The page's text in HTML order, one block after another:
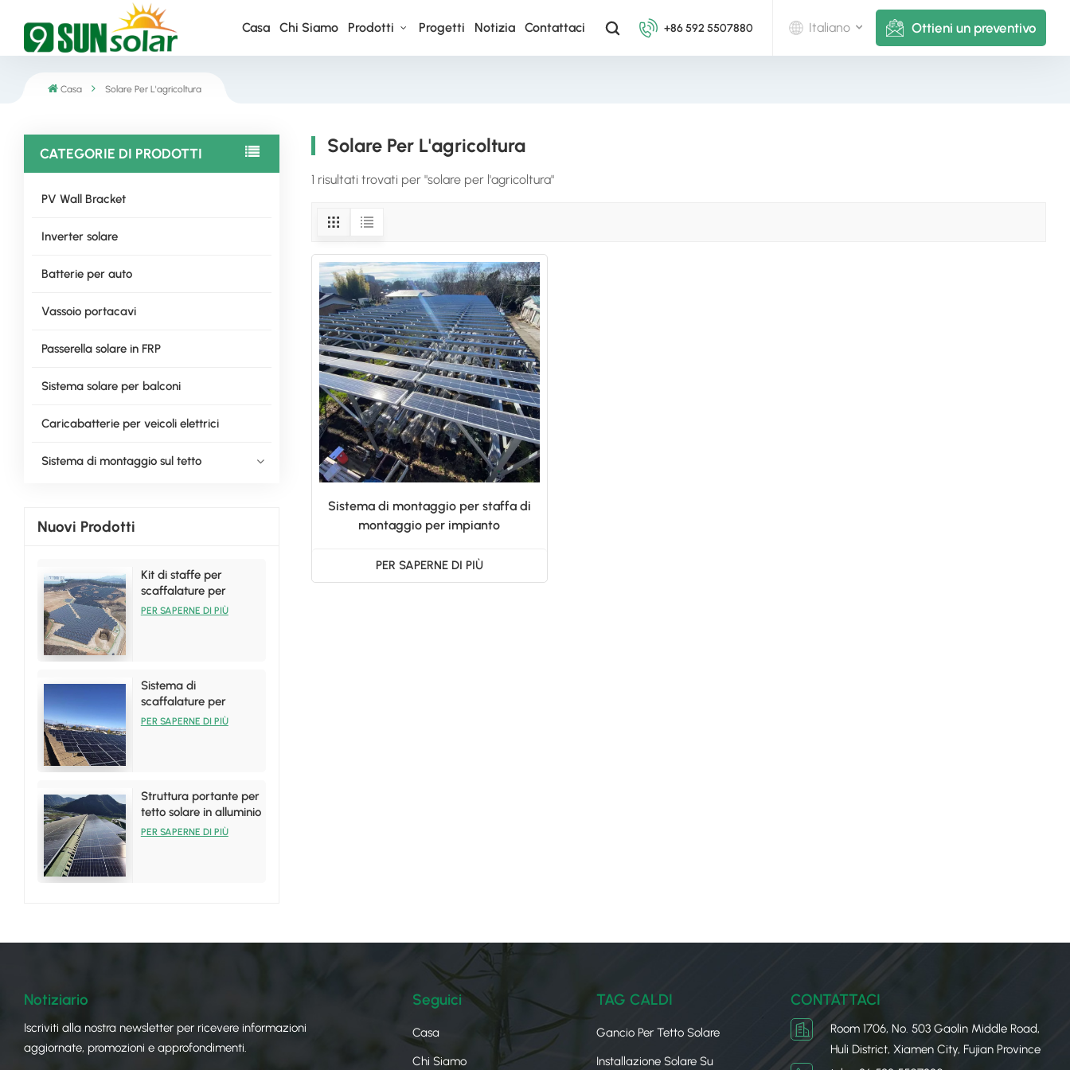
Casa Chi Siamo Prodotti Progetti Notizia Contattaci +86 592 5507880 Italiano Ottieni un preventivo
Casa Solare Per L'agricoltura
CATEGORIE DI PRODOTTI
PV Wall Bracket
Inverter solare
Batterie per auto
Vassoio portacavi
Passerella solare in FRP
Sistema solare per balconi
Caricabatterie per veicoli elettrici
Sistema di montaggio sul tetto
Nuovi Prodotti
Kit di staffe per
scaffalature per
installazione solare a
PER SAPERNE DI PIÙ
Sistema di
scaffalature per
pannelli solari in
PER SAPERNE DI PIÙ
Struttura portante per
tetto solare in alluminio
per installazioni su
PER SAPERNE DI PIÙ
Solare Per L'agricoltura
1 risultati trovati per "solare per l'agricoltura"
Sistema di montaggio per staffa di
montaggio per impianto
PER SAPERNE DI PIÙ
Notiziario
Iscriviti alla nostra newsletter per ricevere informazioni
aggiornate, promozioni e approfondimenti.
Seguici
Casa
Chi Siamo
TAG CALDI
Gancio Per Tetto Solare
Installazione Solare Su
CONTATTACI
Room 1706, No. 503 Gaolin Middle Road,
Huli District, Xiamen City, Fujian Province